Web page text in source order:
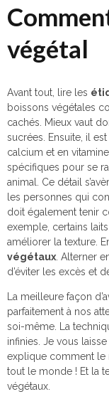
végétal
Avant tout, lire les
boissons végétales
cachés. Mieux vaut
sucrées. Ensuite, il
calcium et en
spécifiques pour se
animal. Ce détail
les personnes qui
doit également tenir
exemple, certains
améliorer la texture.
végétaux . Alterner
d’éviter les excès et
La meilleure façon
parfaitement à nos
soi-même. La
infinies. Je vous
explique comment le
tout le monde ! Et la
végétaux.